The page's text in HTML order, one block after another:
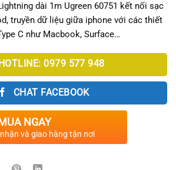
dài 1m Ugreen 60751 kết nối sạc
truyền dữ liệu giữa iphone với các thiết
C như Macbook, Surface…
HOTLINE: 0979 577 948
CHAT FACEBOOK
NGAY
và giao hàng tận nơi